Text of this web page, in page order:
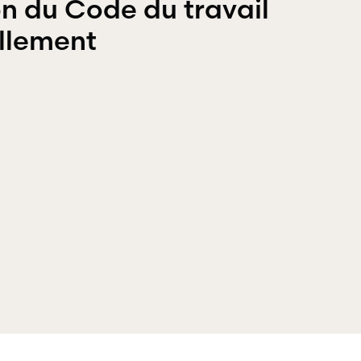
et pénal.
du Code du travail